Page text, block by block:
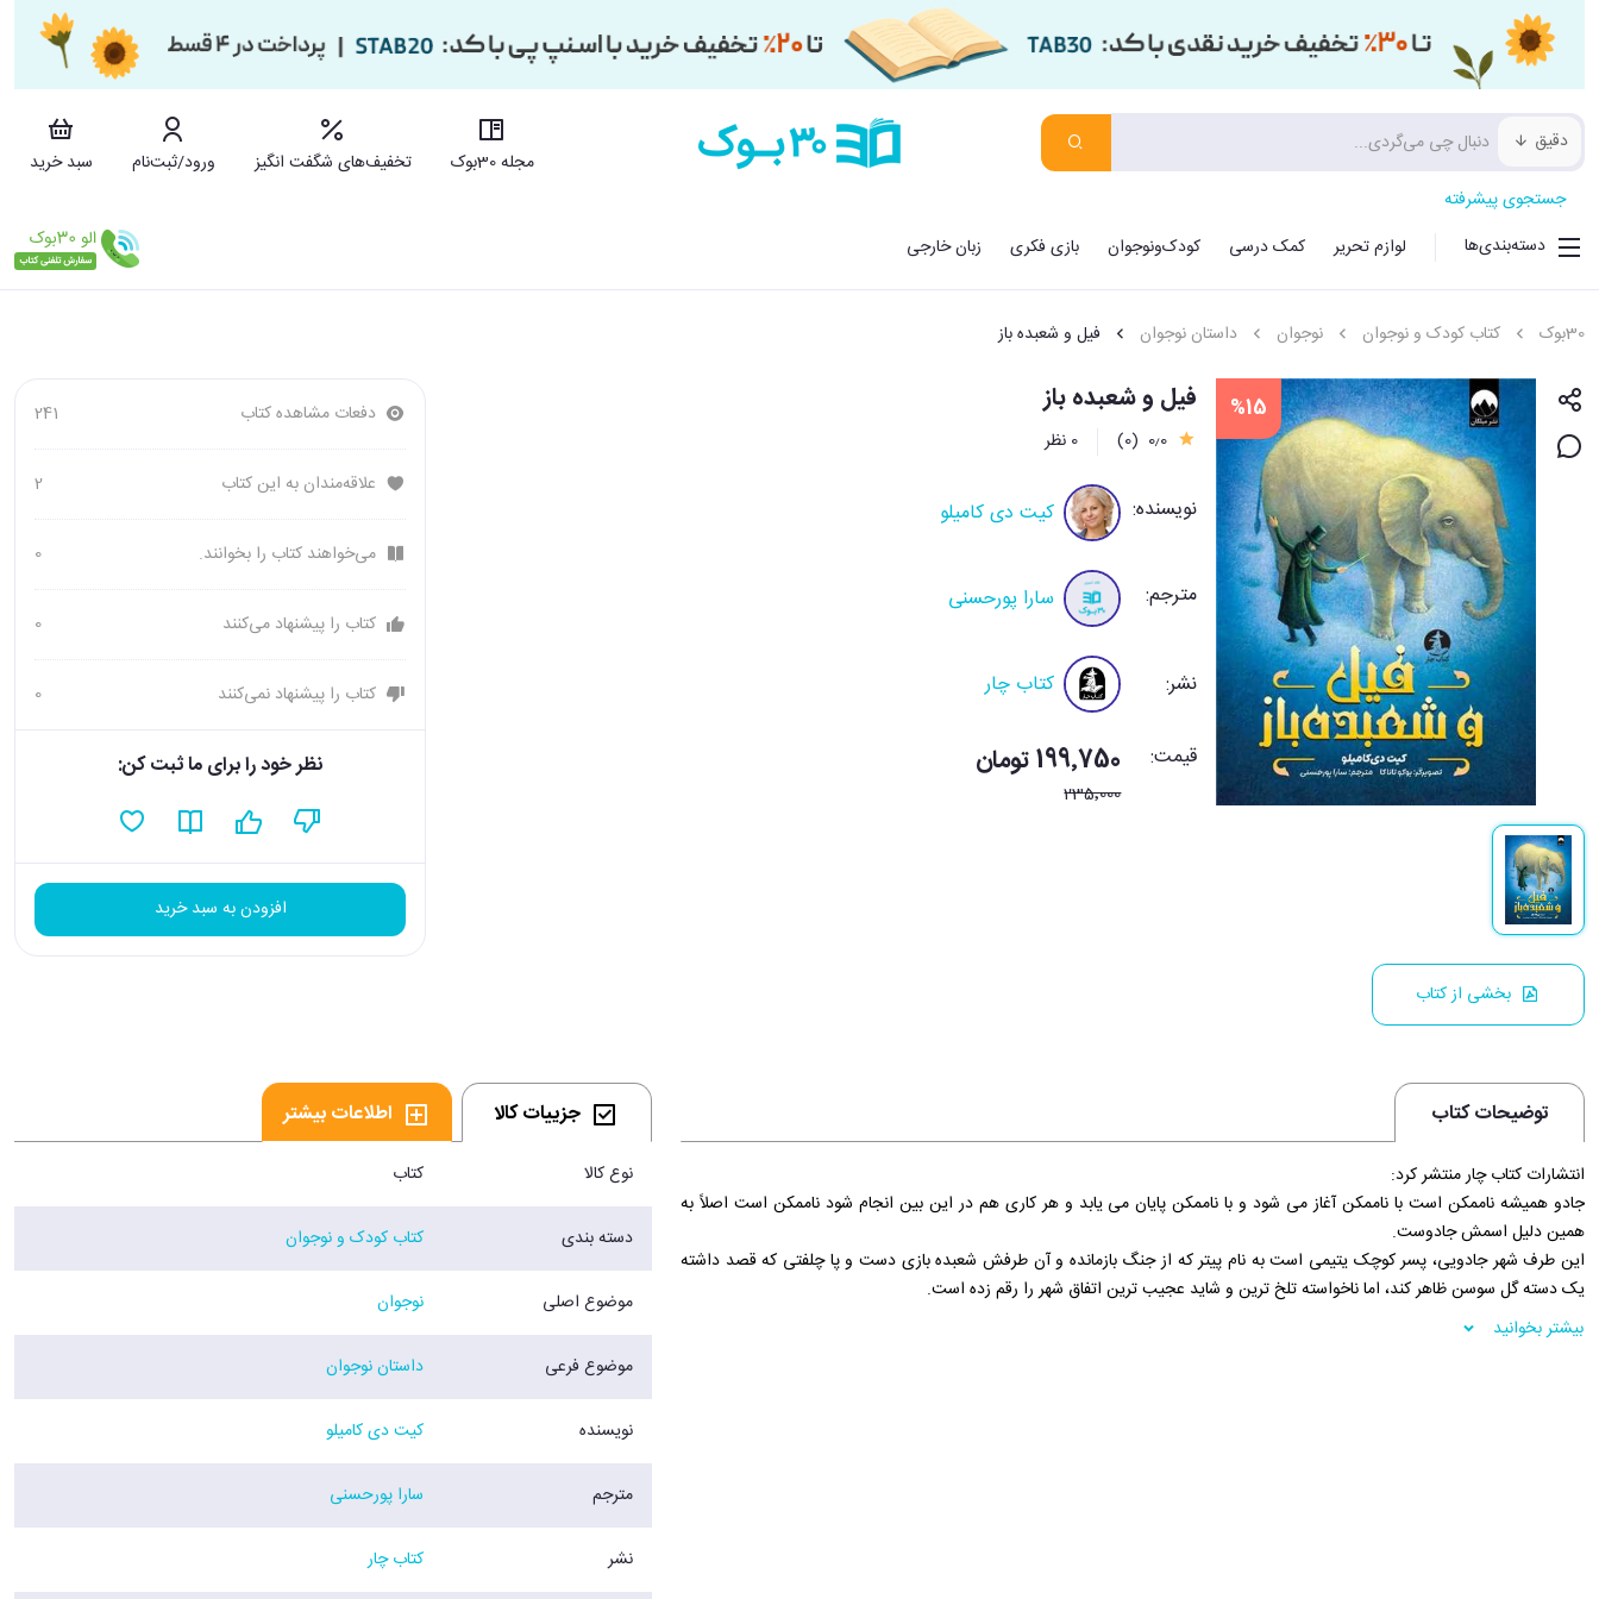
دقیق
مجله 30بوک تخفیف‌های شگفت انگیز ورود/ثبت‌نام
سبد خرید
جستجوی پیشرفته
دسته‌بندی‌ها
لوازم تحریر کمک درسی کودک‌ونوجوان بازی فکری زبان خارجی
30بوک کتاب کودک و نوجوان نوجوان داستان نوجوان فیل و شعبده باز
%15
بخشی از کتاب
فیل و شعبده باز
0٫0 (0) 0 نظر
نویسنده: کیت دی کامیلو
مترجم: سارا پورحسنی
نشر: کتاب چار
قیمت: 199٬750 تومان
235٬000
دفعات مشاهده کتاب 241
علاقه‌مندان به این کتاب 2
می‌خواهند کتاب را بخوانند. 0
کتاب را پیشنهاد می‌کنند 0
کتاب را پیشنهاد نمی‌کنند 0
نظر خود را برای ما ثبت کن:
افزودن به سبد خرید
توضیحات کتاب
انتشارات کتاب چار منتشر کرد:
جادو همیشه ناممکن است با ناممکن آغاز می شود و با ناممکن پایان می یابد و هر کاری هم در این بین انجام شود ناممکن است اصلاً به
همین دلیل اسمش جادوست.
این طرف شهر جادویی، پسر کوچک یتیمی است به نام پیتر که از جنگ بازمانده و آن طرفش شعبده بازی دست و پا چلفتی که قصد داشته
یک دسته گل سوسن ظاهر کند، اما ناخواسته تلخ ترین و شاید عجیب ترین اتفاق شهر را رقم زده است.
شعبده باز دروغ نمی گوید او واقعاً جز ظاهر کردن یک دسته گل، قصدی نداشته اما در چنگال اشتیاقی عجیب به انجام کاری باورنکردنی اسیر
می شود و جادویی را به کار می گیرد که سرنوشت پیتر را عوض می کند پیتر بعد از سال ها به دنبال خواهر از دست رفته اش می گردد آیا فال
بیشتر بخوانید
جزییات کالا اطلاعات بیشتر
نوع کالا کتاب
دسته بندی کتاب کودک و نوجوان
موضوع اصلی نوجوان
موضوع فرعی داستان نوجوان
نویسنده کیت دی کامیلو
مترجم سارا پورحسنی
نشر کتاب چار